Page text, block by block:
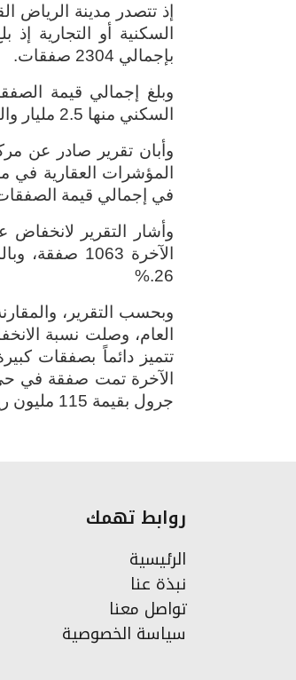
إذ تتصدر مدينة الرياض
بإجمالي 2304 صفقات
.
السكني منها 2.5 مليار والتجاري 350 مليون ريال بنسبة انخفاض 53 % عن شهر جمادى الأولى
وأبان تقرير صادر عن
المؤشرات العقارية في
في إجمالي قيمة الصفقات
الآخرة
26
%.
وبحسب التقرير،
تتميز دائماً بصفقات
جرول بقيمة 115 مليون ريال
روابط تهمك
الرئيسية
نبذة عنا
تواصل معنا
سياسة الخصوصية